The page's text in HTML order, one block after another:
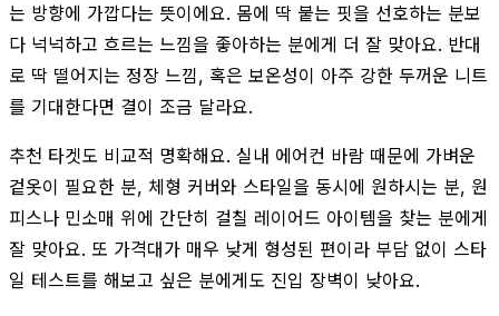
는 방향에 가깝다는 뜻이에요. 몸에 딱 붙는 핏을 선호하는 분보
다 넉넉하고 흐르는 느낌을 좋아하는 분에게 더 잘 맞아요. 반대
로 딱 떨어지는 정장 느낌, 혹은 보온성이 아주 강한 두꺼운 니트
를 기대한다면 결이 조금 달라요.
추천 타겟도 비교적 명확해요. 실내 에어컨 바람 때문에 가벼운
겉옷이 필요한 분, 체형 커버와 스타일을 동시에 원하시는 분, 원
피스나 민소매 위에 간단히 걸칠 레이어드 아이템을 찾는 분에게
잘 맞아요. 또 가격대가 매우 낮게 형성된 편이라 부담 없이 스타
일 테스트를 해보고 싶은 분에게도 진입 장벽이 낮아요.